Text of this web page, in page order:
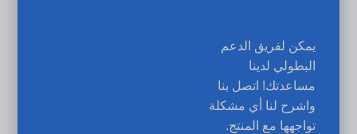
يمكن لفريق الدعم
البطولي لدينا
مساعدتك! اتصل بنا
واشرح لنا أي مشكلة
تواجهها مع المنتج.